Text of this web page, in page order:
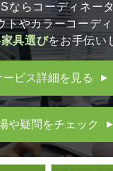
ならコーディネー
トやカラーコーデ
具選びをお手伝い
ービス詳細を見る ▲
や疑問をチェック ▲